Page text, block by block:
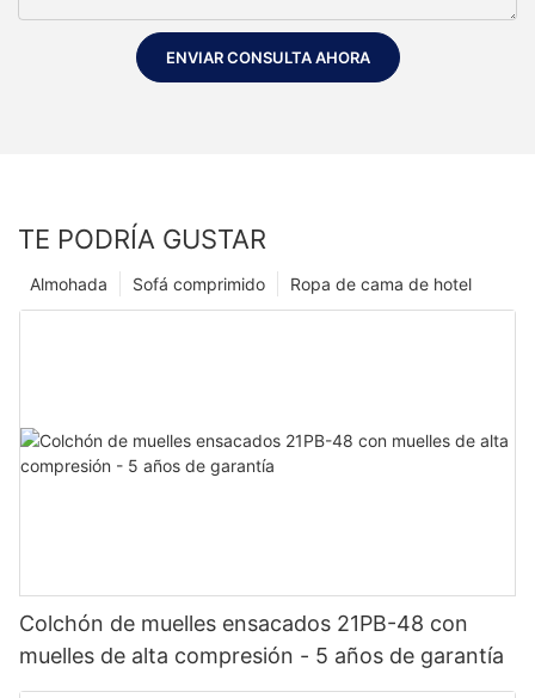
ENVIAR CONSULTA AHORA
TE PODRÍA GUSTAR
Ropa de cama de hotel
Sofá comprimido
Almohada
Colchón de muelles ensacados 21PB-48 con
muelles de alta compresión - 5 años de garantía